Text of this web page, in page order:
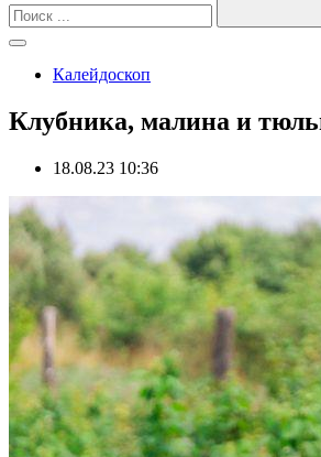
Калейдоскоп
Клубника, малина и
18.08.23 10:36